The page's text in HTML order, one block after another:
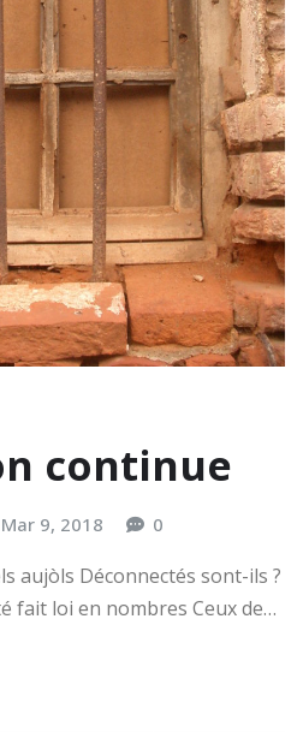
continue
Mar 9, 2018 0
aujòls Déconnectés sont-ils ?
fait loi en nombres Ceux de…